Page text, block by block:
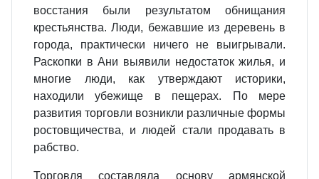
восстания были результатом обнищания
крестьянства. Люди, бежавшие из деревень в
города, практически ничего не выигрывали.
Раскопки в Ани выявили недостаток жилья, и
многие люди, как утверждают историки,
находили убежище в пещерах. По мере
развития торговли возникли различные формы
ростовщичества, и людей стали продавать в
рабство.
Торговля составляла основу армянской